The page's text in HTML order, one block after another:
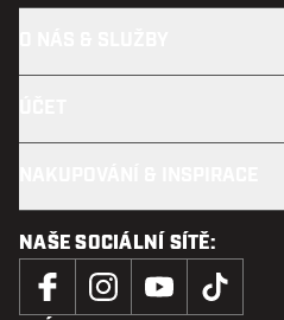
NAŠE SOCIÁLNÍ SÍTĚ: